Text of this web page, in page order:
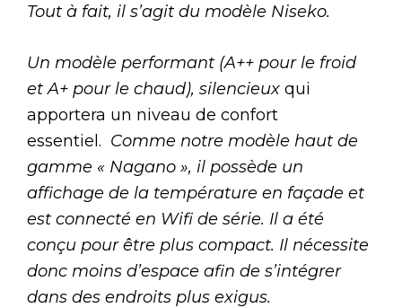
Tout à fait, il s’agit du modèle Niseko.
Un modèle performant (A++ pour le froid
et A+ pour le chaud), silencieux qui
apportera un niveau de confort
essentiel. Comme notre modèle haut de
gamme « Nagano », il possède un
affichage de la température en façade et
est connecté en Wifi de série. Il a été
conçu pour être plus compact. Il nécessite
donc moins d’espace afin de s’intégrer
dans des endroits plus exigus.